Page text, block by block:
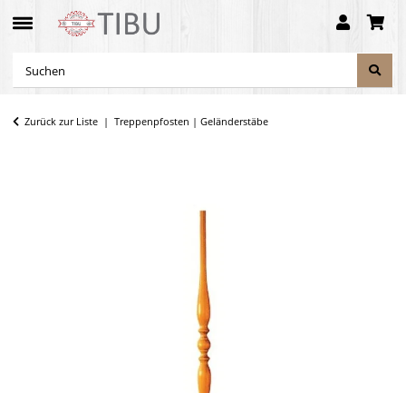
Zurück zur Liste Treppenpfosten | Geländerstäbe